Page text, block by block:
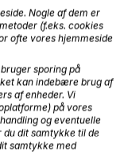
Kinderbuch aus
genannten
einfach und
BoD
Nogle af dem er
(f.eks. cookies
ofte vores hjemmeside
sporing på
kan indebære brug af
af enheder. Vi
på vores
og eventuelle
du dit samtykke til de
samtykke med